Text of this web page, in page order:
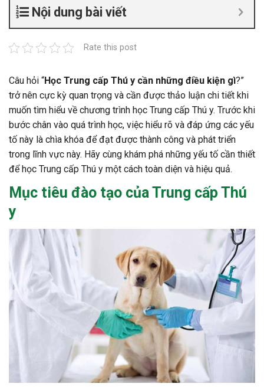
Nội dung bài viết
Rate this post
Câu hỏi “Học Trung cấp Thú y cần những điều kiện gì?”
trở nên cực kỳ quan trọng và cần được thảo luận chi tiết khi
muốn tìm hiểu về chương trình học Trung cấp Thú y. Trước khi
bước chân vào quá trình học, việc hiểu rõ và đáp ứng các yếu
tố này là chìa khóa để đạt được thành công và phát triển
trong lĩnh vực này. Hãy cùng khám phá những yếu tố cần thiết
để học Trung cấp Thú y một cách toàn diện và hiệu quả.
Mục tiêu đào tạo củaTrung cấp Thú
y